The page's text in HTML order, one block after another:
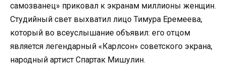
самозванец» приковал к экранам миллионы женщин.
Студийный свет выхватил лицо Тимура Еремеева,
который во всеуслышание объявил: его отцом
является легендарный «Карлсон» советского экрана,
народный артист Спартак Мишулин.